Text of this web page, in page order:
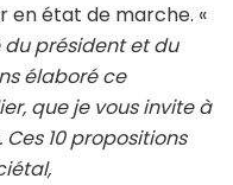
en état de marche. «
président et du
élaboré ce
que je vous invite à
10 propositions